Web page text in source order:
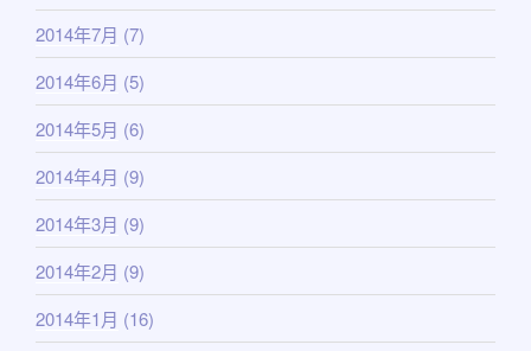
2014年7月 (7)
2014年6月 (5)
2014年5月 (6)
2014年4月 (9)
2014年3月 (9)
2014年2月 (9)
2014年1月 (16)